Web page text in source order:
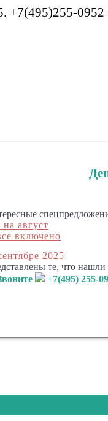
+7(495)255-
август
включено
2025
те, что
+7(495) 255-